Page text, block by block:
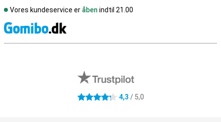
Vores kundeservice er åben indtil 21.00
4.3 stjerner 4,3 / 5,0